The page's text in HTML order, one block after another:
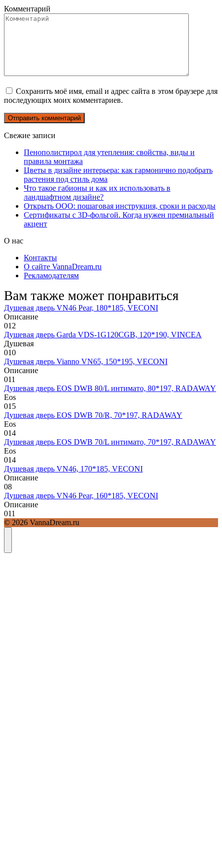
Комментарий
Сохранить моё имя, email и адрес сайта в этом браузере для
последующих моих комментариев.
Свежие записи
Пенополистирол для утепления: свойства, виды и
правила монтажа
Цветы в дизайне интерьера: как гармонично подобрать
растения под стиль дома
Что такое габионы и как их использовать в
ландшафтном дизайне?
Открыть ООО: пошаговая инструкция, сроки и расходы
Сертификаты с 3D-фольгой. Когда нужен премиальный
акцент
О нас
Контакты
О сайте VannaDream.ru
Рекламодателям
Вам также может понравиться
Душевая дверь VN46 Pear, 180*185, VECONI
Описание
012
Душевая дверь Garda VDS-1G120CGB, 120*190, VINCEA
Душевая
010
Душевая дверь Vianno VN65, 150*195, VECONI
Описание
011
Душевая дверь EOS DWB 80/L интимато, 80*197, RADAWAY
Eos
015
Душевая дверь EOS DWB 70/R, 70*197, RADAWAY
Eos
014
Душевая дверь EOS DWB 70/L интимато, 70*197, RADAWAY
Eos
014
Душевая дверь VN46, 170*185, VECONI
Описание
08
Душевая дверь VN46 Pear, 160*185, VECONI
Описание
011
© 2026 VannaDream.ru